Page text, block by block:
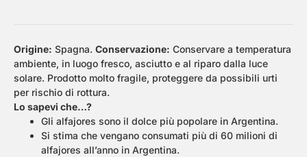
Origine: Spagna. Conservazione: Conservare a temperatura
ambiente, in luogo fresco, asciutto e al riparo dalla luce
solare. Prodotto molto fragile, proteggere da possibili urti
per rischio di rottura.
Lo sapevi che…?
Gli alfajores sono il dolce più popolare in Argentina.
Si stima che vengano consumati più di 60 milioni di
alfajores all’anno in Argentina.